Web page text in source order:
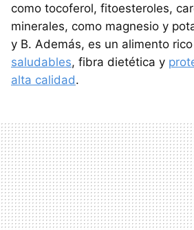
como tocoferol, fitoesteroles,
minerales, como magnesio y
y B. Además, es un alimento
saludables, fibra dietética y
alta calidad.